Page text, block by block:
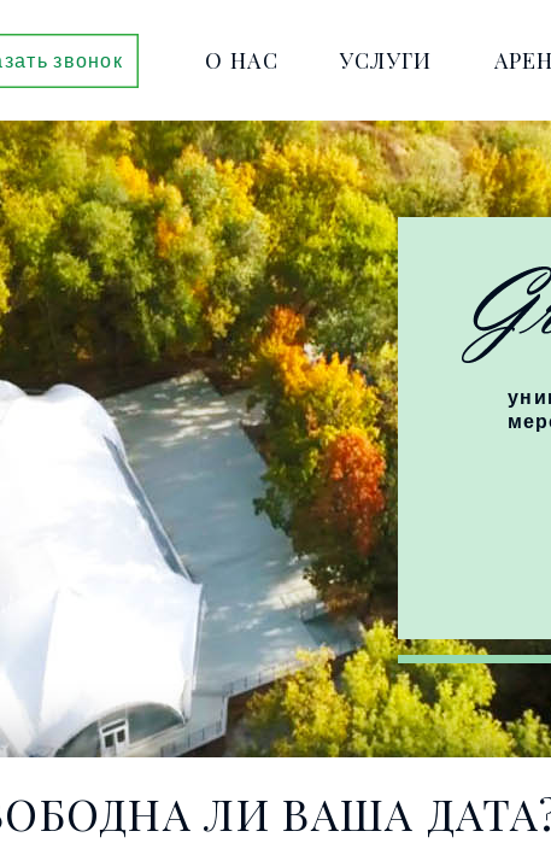
звонок О НАС УСЛУГИ
ЛИ ВАША